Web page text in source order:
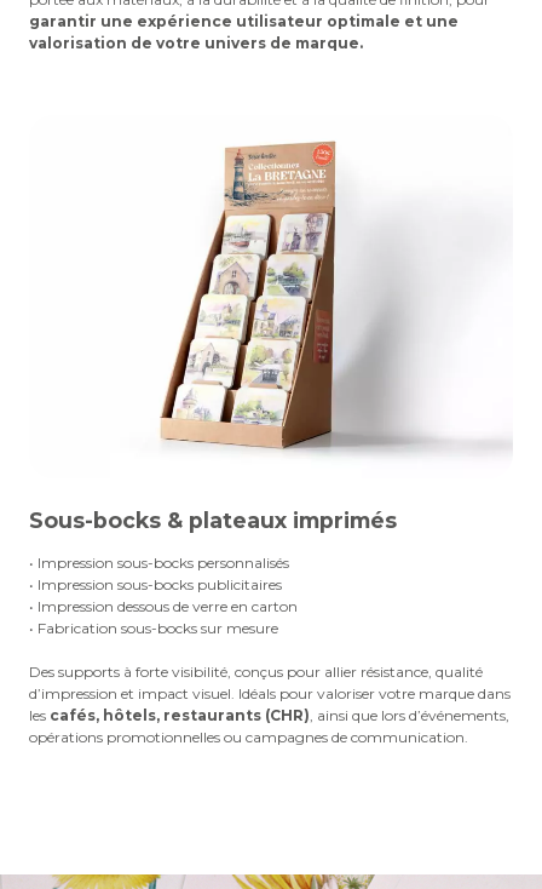
garantir une expérience utilisateur optimale et une
valorisation de votre univers de marque.
Sous-bocks & plateaux imprimés
• Impression sous-bocks personnalisés
• Impression sous-bocks publicitaires
• Impression dessous de verre en carton
• Fabrication sous-bocks sur mesure
Des supports à forte visibilité, conçus pour allier résistance, qualité
d’impression et impact visuel. Idéals pour valoriser votre marque dans
les cafés, hôtels, restaurants (CHR) , ainsi que lors d’événements,
opérations promotionnelles ou campagnes de communication.